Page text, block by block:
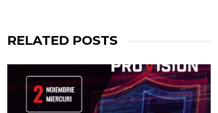
RELATED POSTS